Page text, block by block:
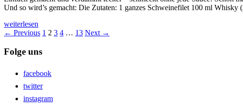
Und so wird’s gemacht: Die Zutaten: 1 ganzes Schweinefilet 100 ml
weiterlesen
← Previous 1 2 3 4 … 13 Next →
Folge uns
facebook
twitter
instagram